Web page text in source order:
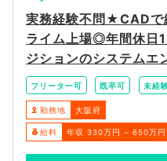
実務経験不問★CADで
ライム上場◎年間休日
ジションのシステムエ
フリーター可 既卒可 未経
勤務地 大阪府
給料 年収 330万円 ~ 650万円